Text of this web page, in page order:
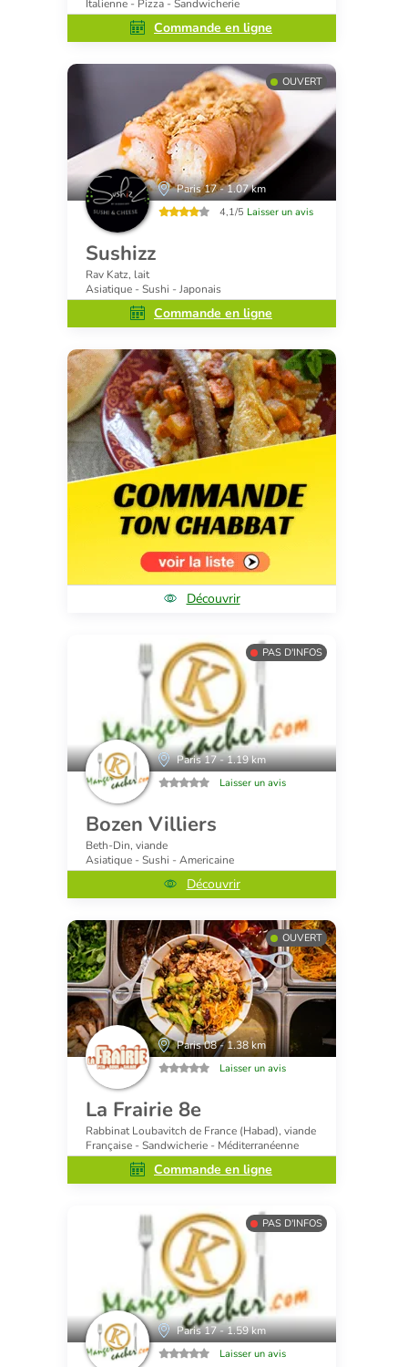
Italienne - Pizza - Sandwicherie
Commande en ligne
OUVERT
Paris 17 - 1.07 km
4,1/5 Laisser un avis
Sushizz
Rav Katz, lait
Asiatique - Sushi - Japonais
Commande en ligne
Découvrir
PAS D'INFOS
Paris 17 - 1.19 km
Laisser un avis
Bozen Villiers
Beth-Din, viande
Asiatique - Sushi - Americaine
Découvrir
OUVERT
Paris 08 - 1.38 km
Laisser un avis
La Frairie 8e
Rabbinat Loubavitch de France (Habad), viande
Française - Sandwicherie - Méditerranéenne
Commande en ligne
PAS D'INFOS
Paris 17 - 1.59 km
Laisser un avis